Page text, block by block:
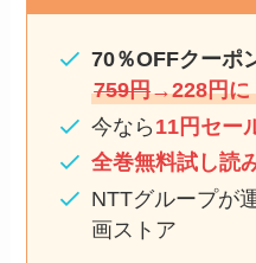
70％OFFクーポ
759円→228円に
今なら 11円セー
全巻無料試し読
NTTグループが
画ストア